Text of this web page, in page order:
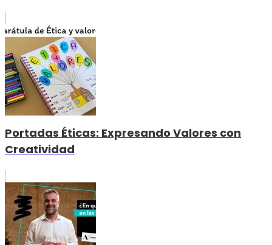
Portadas Éticas: Expresando Valores con
Creatividad